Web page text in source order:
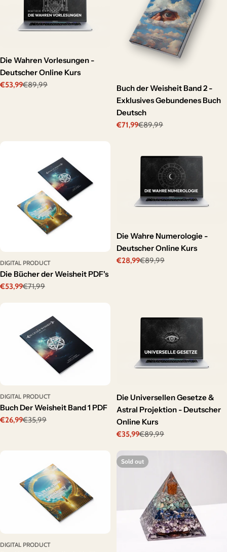
Die Wahren Vorlesungen -
Deutscher Online Kurs
Sale
€53,99
Regular€89,99
Buch der Weisheit Band 2 -
Exklusives Gebundenes Buch
Deutsch
Sale
€71,99
Regular€89,99
DIGITAL PRODUCT
Die Bücher der Weisheit PDF's
Sale
€53,99
Regular€71,99
Die Wahre Numerologie -
Deutscher Online Kurs
Sale
€28,99
Regular€89,99
DIGITAL PRODUCT
Buch Der Weisheit Band 1 PDF
Sale
€26,99
Regular€35,99
Die Universellen Gesetze &
Astral Projektion - Deutscher
Online Kurs
Sale
€35,99
Regular€89,99
DIGITAL PRODUCT
Sold out